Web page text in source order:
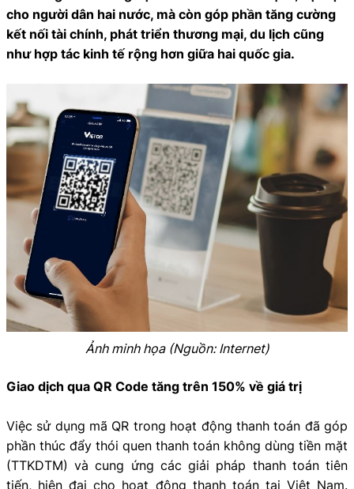
cho người dân hai nước, mà còn góp phần tăng cường
kết nối tài chính, phát triển thương mại, du lịch cũng
như hợp tác kinh tế rộng hơn giữa hai quốc gia.
Ảnh minh họa (Nguồn: Internet)
Giao dịch qua QR Code tăng trên 150% về giá trị
Việc sử dụng mã QR trong hoạt động thanh toán đã góp
phần thúc đẩy thói quen thanh toán không dùng tiền mặt
(TTKDTM) và cung ứng các giải pháp thanh toán tiên
tiến, hiện đại cho hoạt động thanh toán tại Việt Nam.